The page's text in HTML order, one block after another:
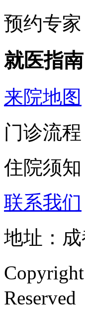
预约专家
就医指南
来院地图
门诊流程
住院须知
联系我们
地址：
Reserved